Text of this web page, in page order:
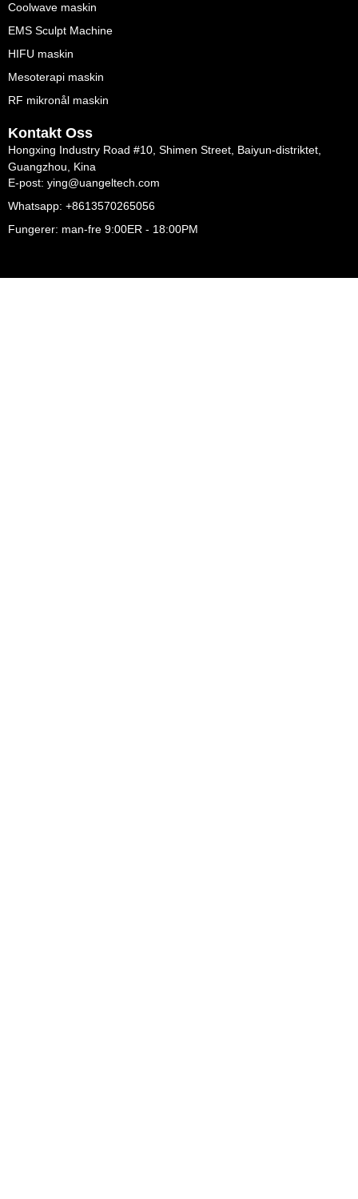
Coolwave maskin
EMS Sculpt Machine
HIFU maskin
Mesoterapi maskin
RF mikronål maskin
Kontakt Oss
Hongxing Industry Road #10, Shimen Street, Baiyun-distriktet,
Guangzhou, Kina
E-post: ying@uangeltech.com
Whatsapp: +8613570265056
Fungerer: man-fre 9:00ER - 18:00PM